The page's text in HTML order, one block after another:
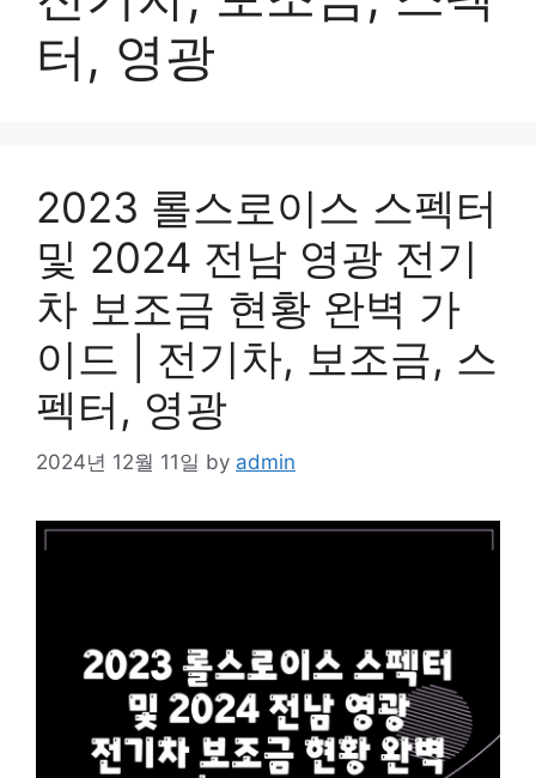
터, 영광
2023 롤스로이스 스펙터
및 2024 전남 영광 전기
차 보조금 현황 완벽 가
이드 | 전기차, 보조금, 스
펙터, 영광
2024년 12월 11일 by admin